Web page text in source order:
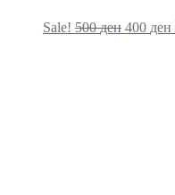
Sale! 500ден 400 ден